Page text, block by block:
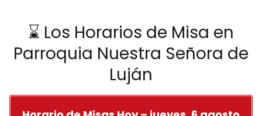
⌛ Los Horarios de Misa en
Parroquia Nuestra Señora de
Luján